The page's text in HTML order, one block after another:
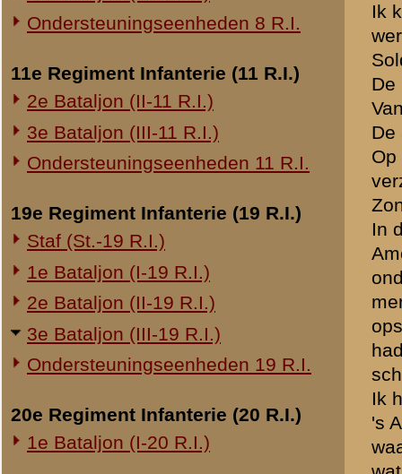
1e Bataljon (I-20 R.I.)
Staf (St.-24 R.I.)
1e Bataljon (I-24 R.I.)
3e Bataljon (III-24 R.I.)
29e Regiment Infanterie (29 R.I.)
1e Bataljon (I-29 R.I.)
3e Bataljon (III-29 R.I.)
Ondersteuningseenheden 29 R.I.
Staf (St.-8 R.A.)
1e Afdeling (I-8 R.A.)
3e Afdeling (III-8 R.A.)
Overige legeronderdelen
3e Regiment Huzaren (3 R.H.)
's Avonds om 6 uur
waarop twee van mijn
wat zich in het
De verwonding was
niet gewond geraakt zijn.
De terugtrekkende
nog onder eigen
Kruiponder heeft meer
Kapitein WIERSINGA
commandant. Hoe hij
De tusschenlijn van de
De groep van 1-III-19 R.I.
grendelstelling moest
werd gevormd op den
daar geen graafwerk, ik
Op 13 Mei te 0.30 uur
opstellingen weer
gedemoraliseerde
commandopost van 1-III-
gevraagd wat ik doen
dus ook mijn rechter
Kapitein SCHUMAN is
Ik ben de Frieschesteeg
Weteringsteeg in. Aan
ben ze gepasseerd. (Er
lagen niet onder
honderden meters
gegaan het terrein in en